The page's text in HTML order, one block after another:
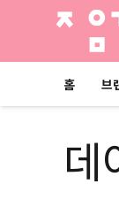
홈 브
데